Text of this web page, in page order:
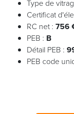
Type de
Certificat
RC net : 756
PEB : B
Détail PEB :
PEB code